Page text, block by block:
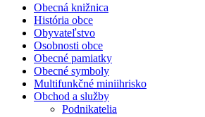
Obecná knižnica
História obce
Obyvateľstvo
Osobnosti obce
Obecné pamiatky
Obecné symboly
Multifunkčné miniihrisko
Obchod a služby
Podnikatelia